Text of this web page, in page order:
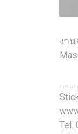
งา
Tel.